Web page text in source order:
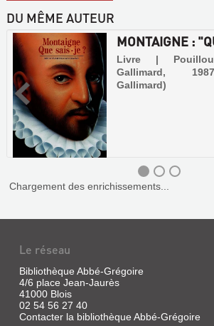
DU MÊME AUTEUR
MONTAIGNE :
Livre |
Gallimard,
Gallimard)
MONTAIGNE
"QUE
SAIS-
JE
?"
Livre
Chargement des enrichissements...
Le réseau
Bibliothèque Abbé-Grégoire
4/6 place Jean-Jaurès
41000 Blois
02 54 56 27 40
Contacter la bibliothèque Abbé-Grégoire